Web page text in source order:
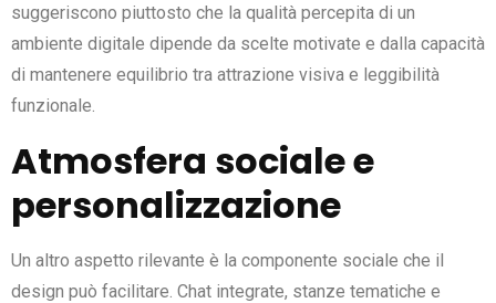
suggeriscono piuttosto che la qualità percepita di un
ambiente digitale dipende da scelte motivate e dalla capacità
di mantenere equilibrio tra attrazione visiva e leggibilità
funzionale.
Atmosfera sociale e
personalizzazione
Un altro aspetto rilevante è la componente sociale che il
design può facilitare. Chat integrate, stanze tematiche e